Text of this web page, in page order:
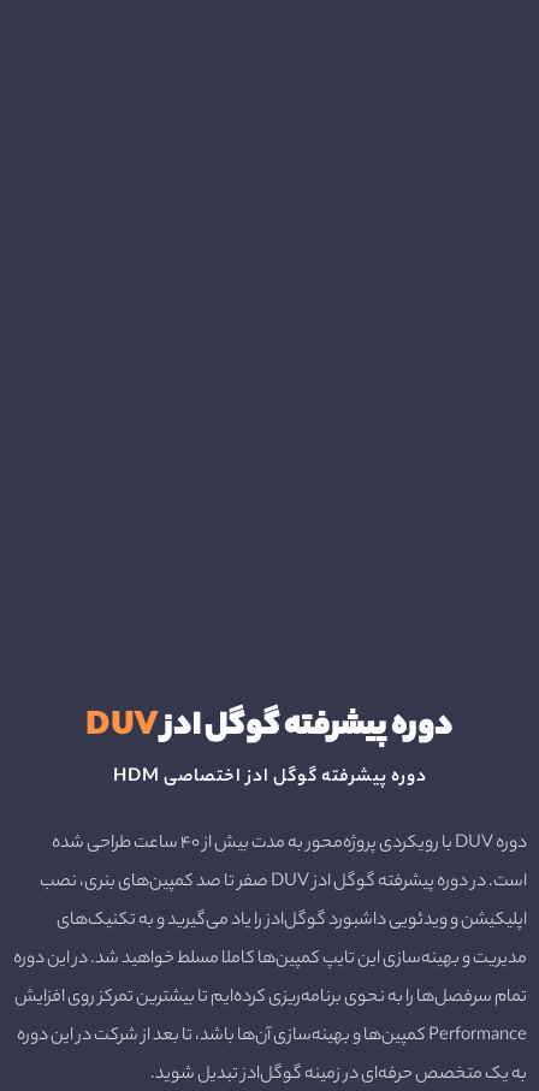
دوره پیشرفته گوگل ادز DUV
دوره پیشرفته گوگل ادز اختصاصی HDM
دوره DUV با رویکردی پروژه‌محور به مدت بیش از ۴۰ ساعت طراحی شده
است. در دوره پیشرفته گوگل ادز DUV صفر تا صد کمپین‌های بنری، نصب
اپلیکیشن و ویدئویی داشبورد گوگل‌ادز را یاد می‌گیرید و به تکنیک‌های
مدیریت و بهینه‌سازی این تایپ ‌کمپین‌ها کاملا مسلط خواهید شد. در این دوره
تمام سرفصل‌ها را به نحوی برنامه‌ریزی کرده‌ایم تا بیشترین تمرکز روی افزایش
Performance کمپین‌ها و بهینه‌سازی آن‌ها باشد‌، تا بعد از شرکت در این دوره
به یک متخصص حرفه‌ای در زمینه گوگل‌ادز تبدیل شوید.